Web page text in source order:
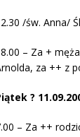
/św. Anna/
– Za +
za ++ z
?
– Za ++